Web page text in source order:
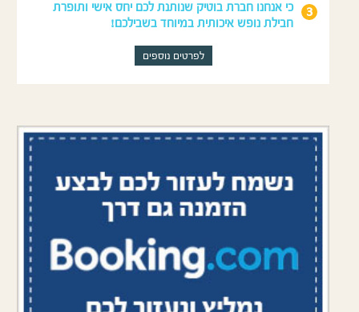
כי אנחנו חברת בוטיק שנותנת לכם יחס אישי ותופרת
חבילת נופש איכותית במיוחד בשבילכם!
לפרטים נוספים